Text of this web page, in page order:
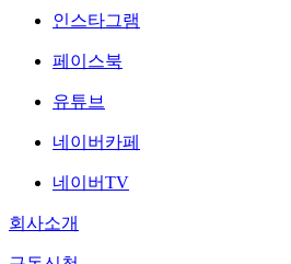
인스타그램
페이스북
유튜브
네이버카페
네이버TV
회사소개